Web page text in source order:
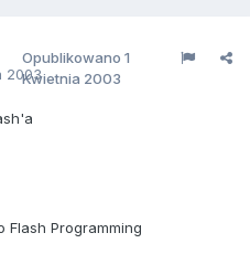
2003
Opublikowano 1
Kwietnia 2003
Flash Programming